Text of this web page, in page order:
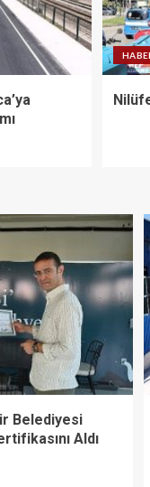
Belediyesi
Aldı